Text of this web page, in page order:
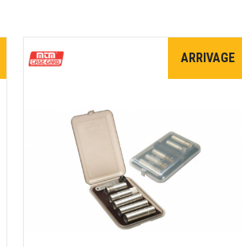
ARRIVAGE